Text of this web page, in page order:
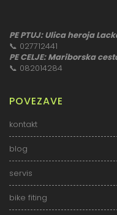
PE PTUJ: Ulica heroja
📞 027712441
PE CELJE: Mariborska
📞 082014284
POVEZAVE
kontakt
blog
servis
bike fiting